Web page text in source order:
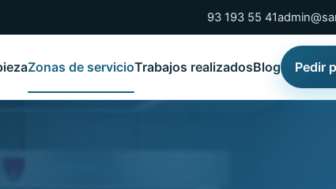
93 193 55 41
Zonas de servicioTrabajos realizadosBlog Pedir